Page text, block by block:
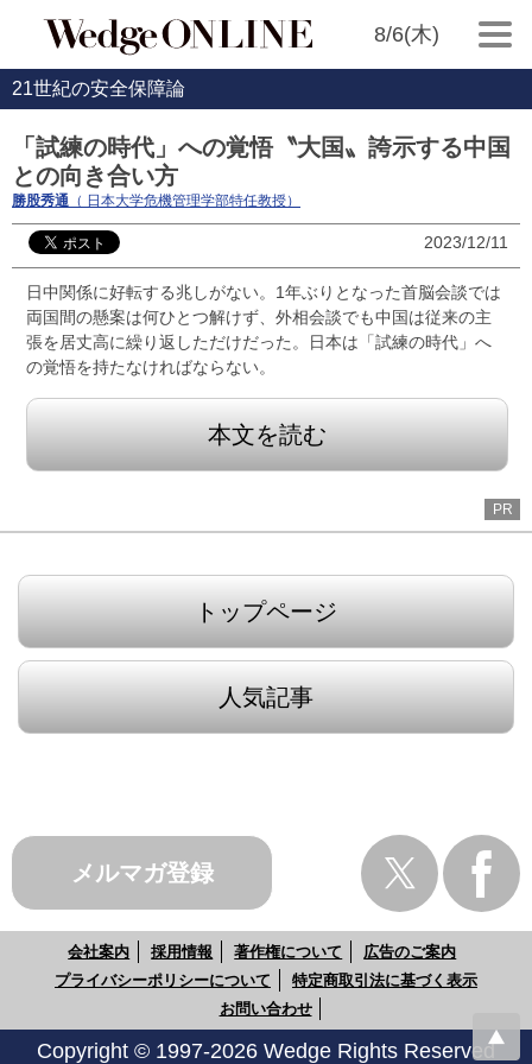
8/6(木)
21世紀の安全保障論
「試練の時代」への覚悟〝大国〟誇示する中国
との向き合い方
勝股秀通 （ 日本大学危機管理学部特任教授）
2023/12/11
日中関係に好転する兆しがない。1年ぶりとなった首脳会談では
両国間の懸案は何ひとつ解けず、外相会談でも中国は従来の主
張を居丈高に繰り返しただけだった。日本は「試練の時代」へ
の覚悟を持たなければならない。
本文を読む
PR
トップページ
人気記事
メルマガ登録
会社案内 採用情報 著作権について
広告のご案内
プライバシーポリシーについて
特定商取引法に基づく表示
お問い合わせ
Copyright © 1997-2026 Wedge Rights Reserved